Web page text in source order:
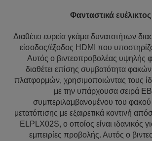
Φανταστικά ευέλικτος
Διαθέτει ευρεία γκάμα δυνατοτήτων
είσοδος/έξοδος HDMI που
Αυτός ο βιντεοπροβολέας υψηλής
διαθέτει επίσης συμβατότητα
πλατφορμών, χρησιμοποιώντας τους
με την υπάρχουσα σειρά
συμπεριλαμβανομένου του φακού
μετατόπισης με εξαιρετικά κοντινή
ELPLX02S, ο οποίος είναι ιδανικός
εμπειρίες προβολής. Αυτός ο